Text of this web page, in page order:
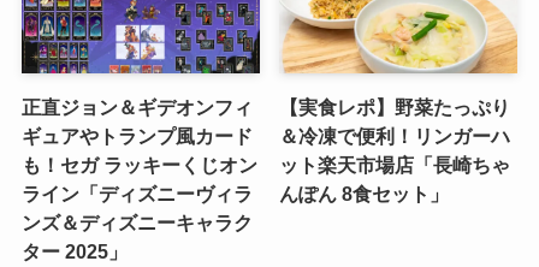
正直ジョン＆ギデオンフィ
ギュアやトランプ風カード
も！セガ ラッキーくじオン
ライン「ディズニーヴィラ
ンズ＆ディズニーキャラク
ター 2025」
【実食レポ】野菜たっぷり
＆冷凍で便利！リンガーハ
ット楽天市場店「長崎ちゃ
んぽん 8食セット」